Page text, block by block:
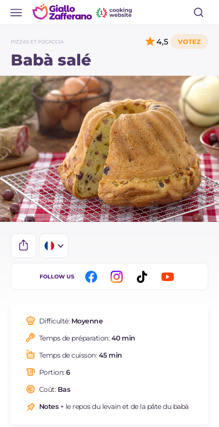
PIZZAS ET FOCACCIA
Babà salé
4,5
IT
ES
BR
NL
FOLLOW US
Difficulté: Moyenne
Temps de préparation:40 min
Temps de cuisson:45 min
Portion:6
Coût: Bas
Notes+ le repos du levain et de la pâte du babà